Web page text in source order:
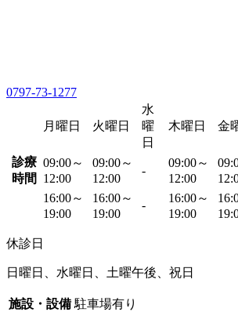
0797-73-1277
月曜日 火曜日
水
曜
日
木曜日 金
診療
時間
09:00～
12:00
09:00～
12:00
-
09:00～
12:00
16:00～
19:00
16:00～
19:00
-
16:00～
19:00
休診日
日曜日、水曜日、土曜午後、祝日
施設・設備 駐車場有り